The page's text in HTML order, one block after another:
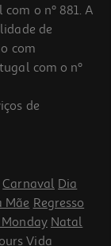
o nº 881. A
de
com
com o nº
de
Carnaval Dia
Mãe Regresso
Natal
Vida